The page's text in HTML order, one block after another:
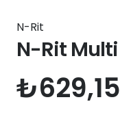
N-Rit
N-Rit Multi
₺629,15